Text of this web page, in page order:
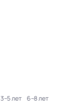
3–5 лет
6–8 лет